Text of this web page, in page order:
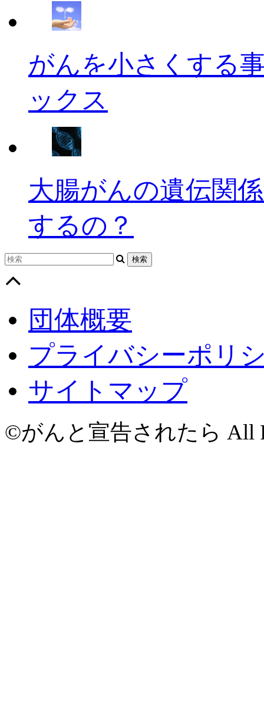
がんを小さくする
ックス
大腸がんの遺伝関
するの？
団体概要
プライバシーポリ
サイトマップ
©がんと宣告されたら All